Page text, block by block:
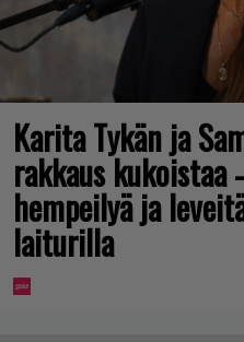
Karita Tykän ja
rakkaus kukoistaa
hempeilyä ja
laiturilla